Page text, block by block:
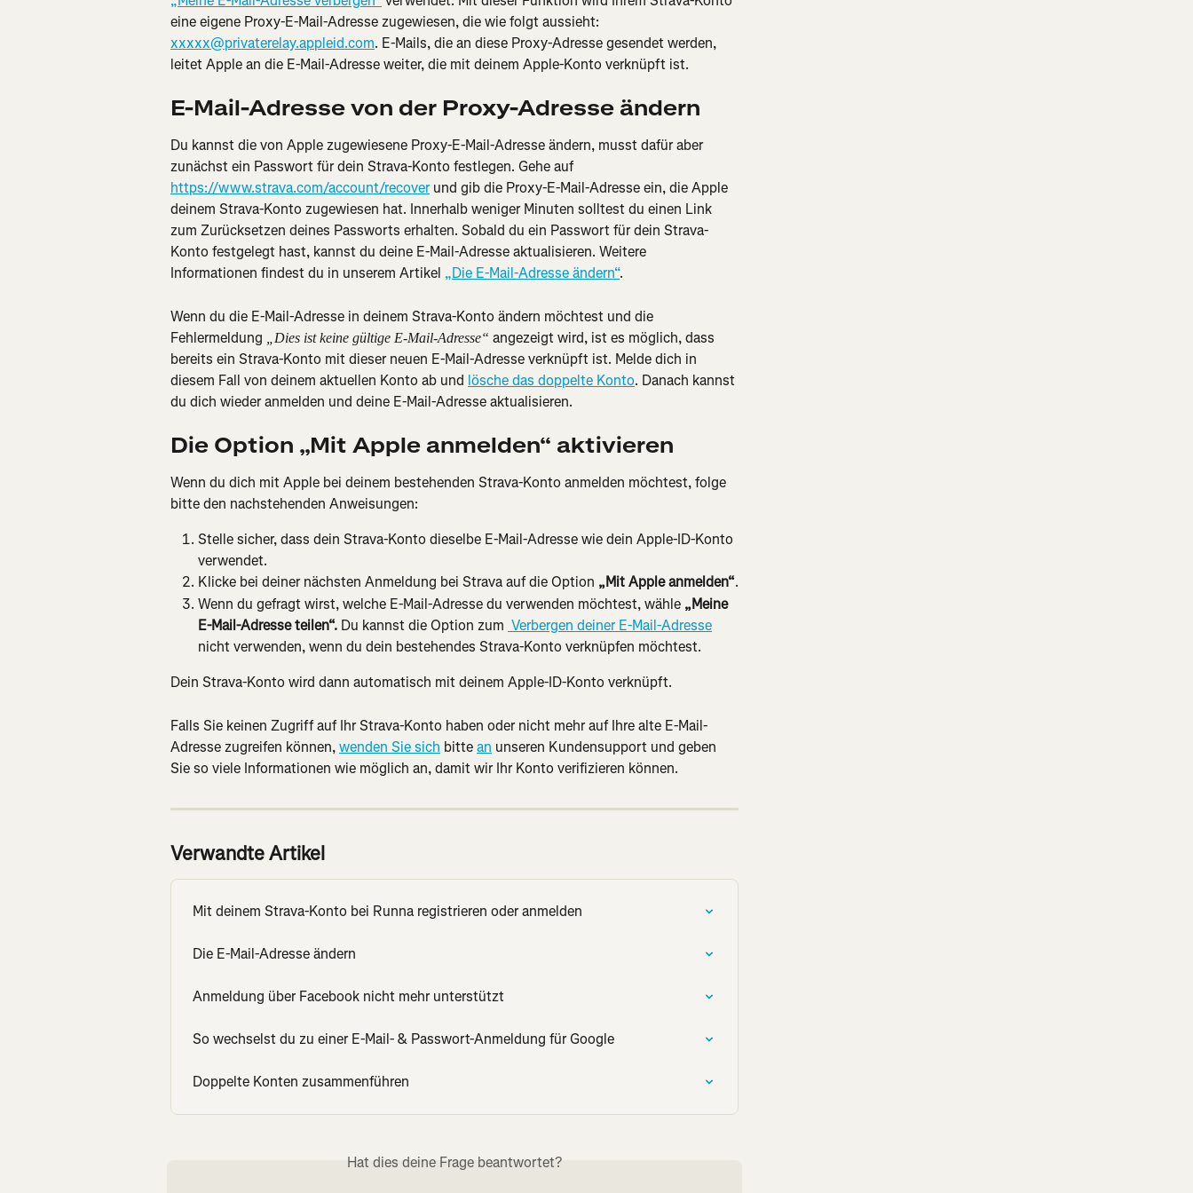
eine eigene Proxy-E-Mail-Adresse zugewiesen, die wie folgt aussieht:
xxxxx@privaterelay.appleid.com. E-Mails, die an diese Proxy-Adresse gesendet werden,
leitet Apple an die E-Mail-Adresse weiter, die mit deinem Apple-Konto verknüpft ist.
E-Mail-Adresse von der Proxy-Adresse ändern
Du kannst die von Apple zugewiesene Proxy-E-Mail-Adresse ändern, musst dafür aber
zunächst ein Passwort für dein Strava-Konto festlegen. Gehe auf
https://www.strava.com/account/recover und gib die Proxy-E-Mail-Adresse ein, die Apple
deinem Strava-Konto zugewiesen hat. Innerhalb weniger Minuten solltest du einen Link
zum Zurücksetzen deines Passworts erhalten. Sobald du ein Passwort für dein Strava-
Konto festgelegt hast, kannst du deine E-Mail-Adresse aktualisieren. Weitere
Informationen findest du in unserem Artikel „Die E-Mail-Adresse ändern“.
Wenn du die E-Mail-Adresse in deinem Strava-Konto ändern möchtest und die
Fehlermeldung
„Dies ist keine gültige E-Mail-Adresse“ angezeigt wird, ist es möglich, dass
bereits ein Strava-Konto mit dieser neuen E-Mail-Adresse verknüpft ist. Melde dich in
diesem Fall von deinem aktuellen Konto ab und lösche das doppelte Konto. Danach kannst
du dich wieder anmelden und deine E-Mail-Adresse aktualisieren.
Die Option „Mit Apple anmelden“ aktivieren
Wenn du dich mit Apple bei deinem bestehenden Strava-Konto anmelden möchtest, folge
bitte den nachstehenden Anweisungen:
Stelle sicher, dass dein Strava-Konto dieselbe E-Mail-Adresse wie dein Apple-ID-Konto
verwendet.
Klicke bei deiner nächsten Anmeldung bei Strava auf die Option „Mit Apple anmelden“.
Wenn du gefragt wirst, welche E-Mail-Adresse du verwenden möchtest, wähle „Meine
E-Mail-Adresse teilen“. Du kannst die Option zum Verbergen deiner E-Mail-Adresse
nicht verwenden, wenn du dein bestehendes Strava-Konto verknüpfen möchtest.
Dein Strava-Konto wird dann automatisch mit deinem Apple-ID-Konto verknüpft.
Falls Sie keinen Zugriff auf Ihr Strava-Konto haben oder nicht mehr auf Ihre alte E-Mail-
Adresse zugreifen können, wenden Sie sich bitte an unseren Kundensupport und geben
Sie so viele Informationen wie möglich an, damit wir Ihr Konto verifizieren können.
Verwandte Artikel
Mit deinem Strava-Konto bei Runna registrieren oder anmelden
Die E-Mail-Adresse ändern
Anmeldung über Facebook nicht mehr unterstützt
So wechselst du zu einer E-Mail- & Passwort-Anmeldung für Google
Doppelte Konten zusammenführen
Hat dies deine Frage beantwortet?